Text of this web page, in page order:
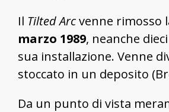
Il Tilted Arcvenne rimosso
marzo 1989, neanche
sua installazione. Venne
stoccato in un deposito
Da un punto di vista